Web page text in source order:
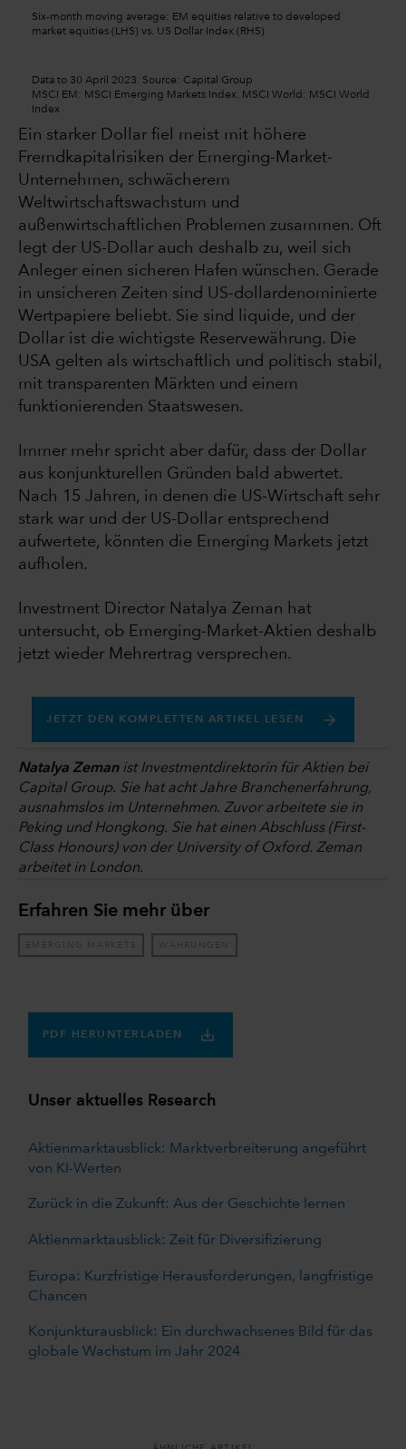
Six-month moving average: EM equities relative to developed
market equities (LHS) vs. US Dollar Index (RHS)
Data to 30 April 2023. Source: Capital Group
MSCI EM: MSCI Emerging Markets Index. MSCI World: MSCI World
Index
Ein starker Dollar fiel meist mit höhere
Fremdkapitalrisiken der Emerging-Market-
Unternehmen, schwächerem
Weltwirtschaftswachstum und
außenwirtschaftlichen Problemen zusammen. Oft
legt der US-Dollar auch deshalb zu, weil sich
Anleger einen sicheren Hafen wünschen. Gerade
in unsicheren Zeiten sind US-dollardenominierte
Wertpapiere beliebt. Sie sind liquide, und der
Dollar ist die wichtigste Reservewährung. Die
USA gelten als wirtschaftlich und politisch stabil,
mit transparenten Märkten und einem
funktionierenden Staatswesen.
Immer mehr spricht aber dafür, dass der Dollar
aus konjunkturellen Gründen bald abwertet.
Nach 15 Jahren, in denen die US-Wirtschaft sehr
stark war und der US-Dollar entsprechend
aufwertete, könnten die Emerging Markets jetzt
aufholen.
Investment Director Natalya Zeman hat
untersucht, ob Emerging-Market-Aktien deshalb
jetzt wieder Mehrertrag versprechen.
JETZT DEN KOMPLETTEN ARTIKEL LESEN
Natalya Zemanist Investmentdirektorin für Aktien bei
Capital Group. Sie hat acht Jahre Branchenerfahrung,
ausnahmslos im Unternehmen. Zuvor arbeitete sie in
Peking und Hongkong. Sie hat einen Abschluss (First-
Class Honours) von der University of Oxford. Zeman
arbeitet in London.
Erfahren Sie mehr über
EMERGING MARKETS WÄHRUNGEN
PDF HERUNTERLADEN
Unser aktuelles Research
Aktienmarktausblick: Marktverbreiterung angeführt
von KI-Werten
Zurück in die Zukunft: Aus der Geschichte lernen
Aktienmarktausblick: Zeit für Diversifizierung
Europa: Kurzfristige Herausforderungen, langfristige
Chancen
Konjunkturausblick: Ein durchwachsenes Bild für das
globale Wachstum im Jahr 2024